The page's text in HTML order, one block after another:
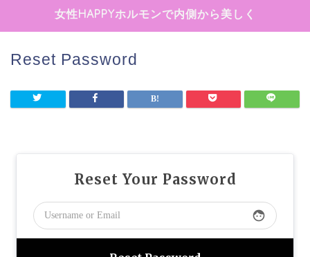
女性HAPPYホルモンで内側から美しく
Reset Password
Reset Your Password
face